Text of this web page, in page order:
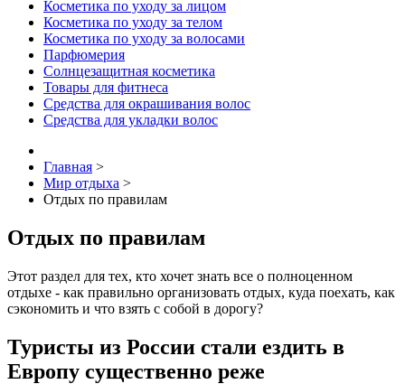
Косметика по уходу за лицом
Косметика по уходу за телом
Косметика по уходу за волосами
Парфюмерия
Солнцезащитная косметика
Товары для фитнеса
Средства для окрашивания волос
Средства для укладки волос
Главная >
Мир отдыха >
Отдых по правилам
Отдых по правилам
Этот раздел для тех, кто хочет знать все о полноценном
отдыхе - как правильно организовать отдых, куда поехать, как
сэкономить и что взять с собой в дорогу?
Туристы из России стали ездить в
Европу существенно реже